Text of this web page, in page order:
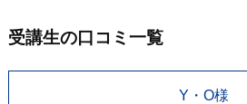
受講生の口コミ一覧
Y・O様